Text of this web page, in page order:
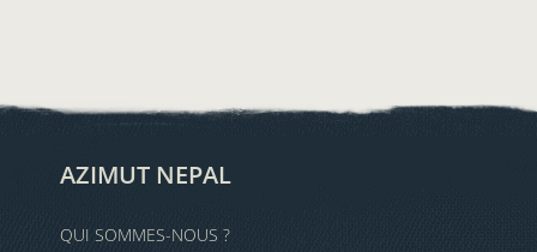
AZIMUT NEPAL
QUI SOMMES-NOUS ?